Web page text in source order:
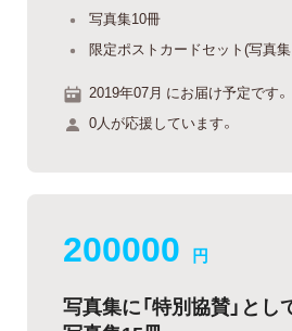
写真集10冊
限定ポストカードセット(写真
2019年07月 にお届け予定です。
0人が応援しています。
200000 円
写真集に「特別協賛」と